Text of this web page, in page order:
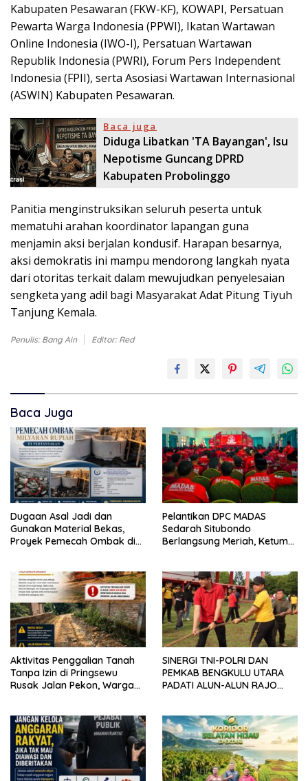
Kabupaten Pesawaran (FKW-KF), KOWAPI, Persatuan
Pewarta Warga Indonesia (PPWI), Ikatan Wartawan
Online Indonesia (IWO-I), Persatuan Wartawan
Republik Indonesia (PWRI), Forum Pers Independent
Indonesia (FPII), serta Asosiasi Wartawan Internasional
(ASWIN) Kabupaten Pesawaran.
Baca juga
Diduga Libatkan 'TA Bayangan', Isu
Nepotisme Guncang DPRD
Kabupaten Probolinggo
Panitia menginstruksikan seluruh peserta untuk
mematuhi arahan koordinator lapangan guna
menjamin aksi berjalan kondusif. Harapan besarnya,
aksi demokratis ini mampu mendorong langkah nyata
dari otoritas terkait dalam mewujudkan penyelesaian
sengketa yang adil bagi Masyarakat Adat Pitung Tiyuh
Tanjung Kemala.
Penulis: Bang Ain Editor: Red
Baca Juga
Dugaan Asal Jadi dan
Gunakan Material Bekas,
Proyek Pemecah Ombak di
Pelantikan DPC MADAS
Sedarah Situbondo
Berlangsung Meriah, Ketum
Masyarakat
Aktivitas Penggalian Tanah
Tanpa Izin di Pringsewu
Rusak Jalan Pekon, Warga
SINERGI TNI-POLRI DAN
PEMKAB BENGKULU UTARA
PADATI ALUN-ALUN RAJO